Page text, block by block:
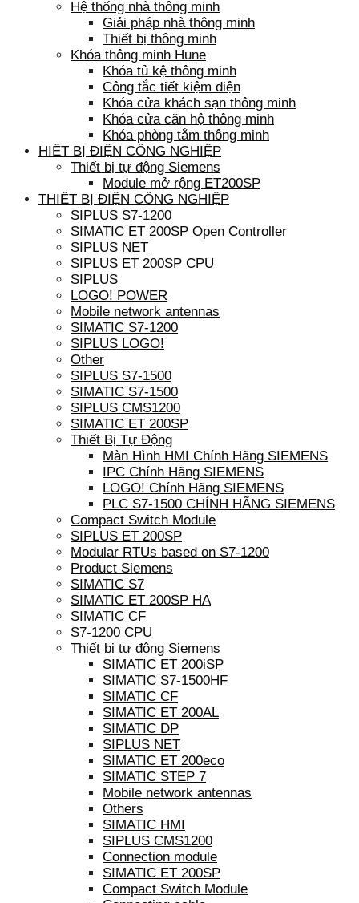
Hệ thống nhà thông minh
Giải pháp nhà thông minh
Thiết bị thông minh
Khóa thông minh Hune
Khóa tủ kệ thông minh
Công tắc tiết kiệm điện
Khóa cửa khách sạn thông minh
Khóa cửa căn hộ thông minh
Khóa phòng tắm thông minh
HIẾT BỊ ĐIỆN CÔNG NGHIỆP
Thiết bị tự động Siemens
Module mở rộng ET200SP
THIẾT BỊ ĐIỆN CÔNG NGHIỆP
SIPLUS S7-1200
SIMATIC ET 200SP Open Controller
SIPLUS NET
SIPLUS ET 200SP CPU
SIPLUS
LOGO! POWER
Mobile network antennas
SIMATIC S7-1200
SIPLUS LOGO!
Other
SIPLUS S7-1500
SIMATIC S7-1500
SIPLUS CMS1200
SIMATIC ET 200SP
Thiết Bị Tự Động
Màn Hình HMI Chính Hãng SIEMENS
IPC Chính Hãng SIEMENS
LOGO! Chính Hãng SIEMENS
PLC S7-1500 CHÍNH HÃNG SIEMENS
Compact Switch Module
SIPLUS ET 200SP
Modular RTUs based on S7-1200
Product Siemens
SIMATIC S7
SIMATIC ET 200SP HA
SIMATIC CF
S7-1200 CPU
Thiết bị tự động Siemens
SIMATIC ET 200iSP
SIMATIC S7-1500HF
SIMATIC CF
SIMATIC ET 200AL
SIMATIC DP
SIPLUS NET
SIMATIC ET 200eco
SIMATIC STEP 7
Mobile network antennas
Others
SIMATIC HMI
SIPLUS CMS1200
Connection module
SIMATIC ET 200SP
Compact Switch Module